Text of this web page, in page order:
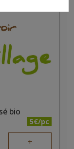
bio
5€/pc
+